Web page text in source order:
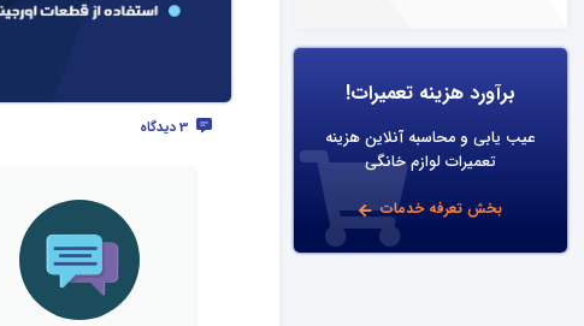
برآورد هزینه تعمیرات!
عیب یابی و محاسبه آنلاین هزینه
تعمیرات لوازم خانگی
بخش تعرفه خدمات